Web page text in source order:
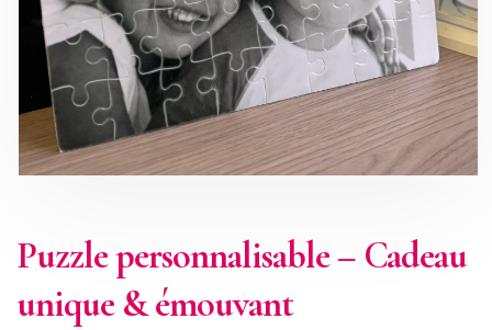
Puzzle personnalisable – Cadeau
unique & émouvant